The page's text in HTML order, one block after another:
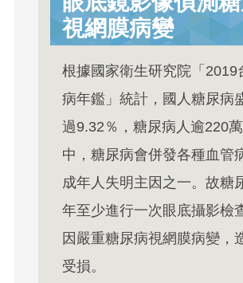
視網膜病變
根據國家衛生研究院「2019
病年鑑」統計，國人糖尿病
過9.32％，糖尿病人逾220
中，糖尿病會併發各種血管
成年人失明主因之一。故糖
年至少進行一次眼底攝影檢
因嚴重糖尿病視網膜病變，
受損。